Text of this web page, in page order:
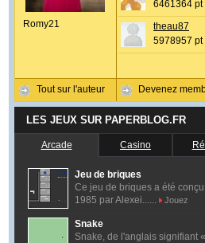
Romy21
Tout sur l'auteur
6461364 pt
theau87
5978957 pt
Devenez
LES JEUX SUR PAPERBLOG.FR
Arcade Casino
Jeu de briques
Ce jeu de briques a été
1985 par Alexei......
Jouez
Snake
Snake, de l'anglais signifiant «